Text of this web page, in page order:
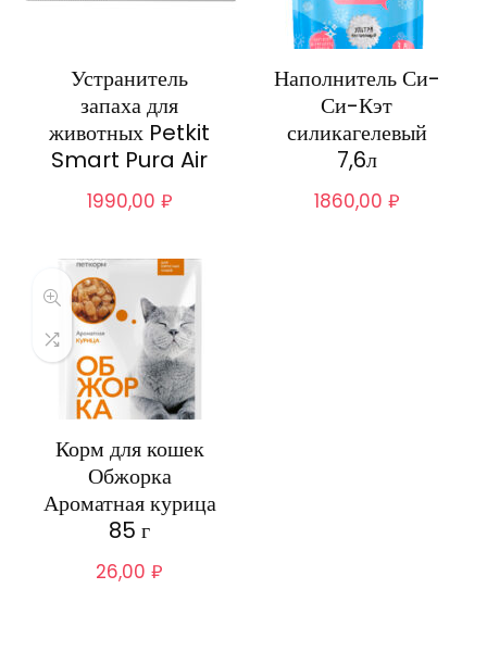
Устранитель
запаха для
животных Petkit
Smart Pura Air
1990,00 ₽
Наполнитель Си-
Си-Кэт
силикагелевый
7,6л
1860,00 ₽
Корм для кошек
Обжорка
Ароматная курица
85 г
26,00₽